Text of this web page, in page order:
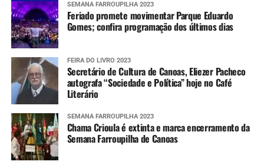
SEMANA FARROUPILHA 2023
Feriado promete movimentar Parque Eduardo
Gomes; confira programação dos últimos dias
FEIRA DO LIVRO 2023
Secretário de Cultura de Canoas, Eliezer Pacheco
autografa “Sociedade e Política” hoje no Café
Literário
SEMANA FARROUPILHA 2023
Chama Crioula é extinta e marca encerramento da
Semana Farroupilha de Canoas